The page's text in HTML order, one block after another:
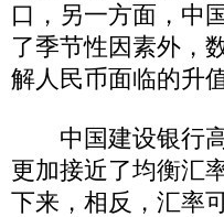
口，另一方面，中
了季节性因素外，
解人民币面临的升
中国建设银行高
更加接近了均衡汇
下来，相反，汇率